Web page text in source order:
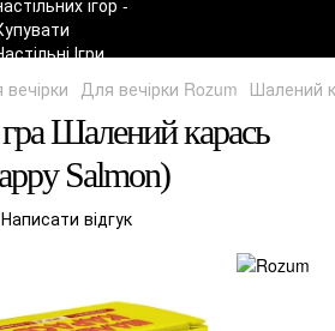
Для вечірки Rozum Шалений
Шалений карась
Salmon)
Написати відгук